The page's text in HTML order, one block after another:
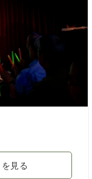
見る